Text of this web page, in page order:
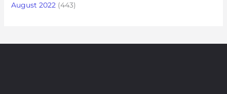
August 2022(443)